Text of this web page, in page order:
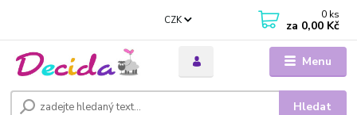
Menu
CZK
Hledat
0 ks
za 0,00 Kč